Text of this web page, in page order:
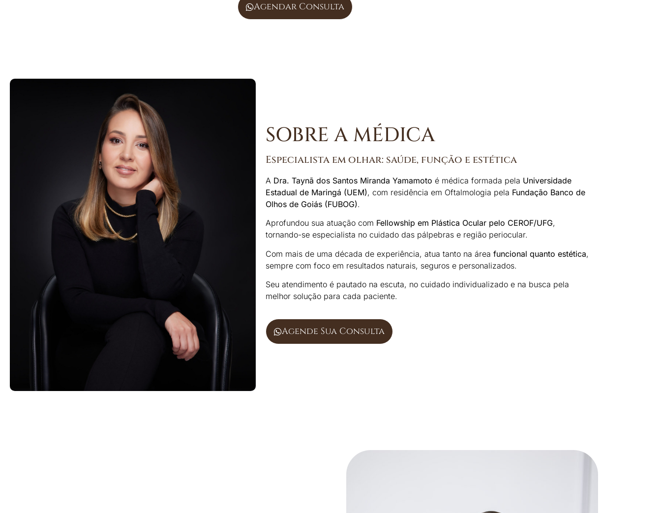
Agendar Consulta
SOBRE A MÉDICA
Especialista em olhar: saúde, função e estética
A Dra. Taynã dos Santos Miranda Yamamoto é médica formada pela Universidade
Estadual de Maringá (UEM), com residência em Oftalmologia pela Fundação Banco de
Olhos de Goiás (FUBOG).
Aprofundou sua atuação com Fellowship em Plástica Ocular pelo CEROF/UFG,
tornando-se especialista no cuidado das pálpebras e região periocular.
Com mais de uma década de experiência, atua tanto na área funcional quanto estética,
sempre com foco em resultados naturais, seguros e personalizados.
Seu atendimento é pautado na escuta, no cuidado individualizado e na busca pela
melhor solução para cada paciente.
Agende Sua Consulta